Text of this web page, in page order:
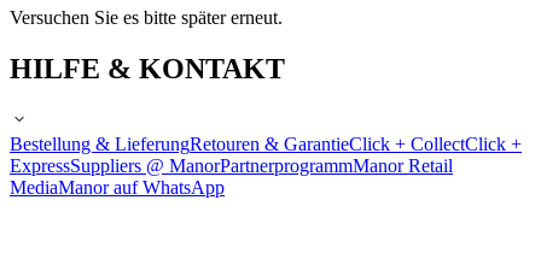
Versuchen Sie es bitte später erneut.
HILFE & KONTAKT
Bestellung & LieferungRetouren & GarantieClick + CollectClick +
ExpressSuppliers @ ManorPartnerprogrammManor Retail
MediaManor auf WhatsApp